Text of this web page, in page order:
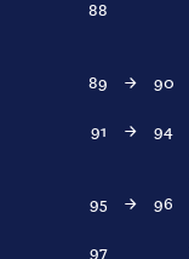
88
89
→ 90
91 → 94
95
→ 96
97